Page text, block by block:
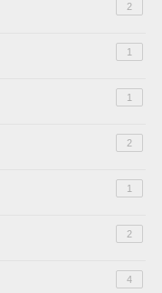
2
1
1
2
1
2
4